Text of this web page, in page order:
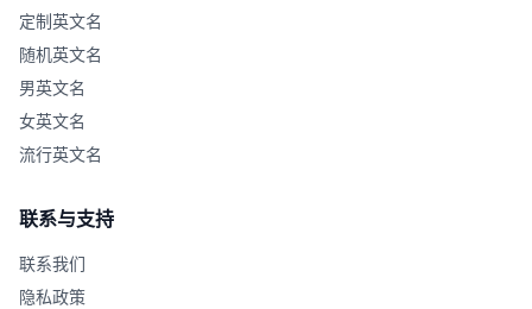
定制英文名
随机英文名
男英文名
女英文名
流行英文名
联系与支持
联系我们
隐私政策